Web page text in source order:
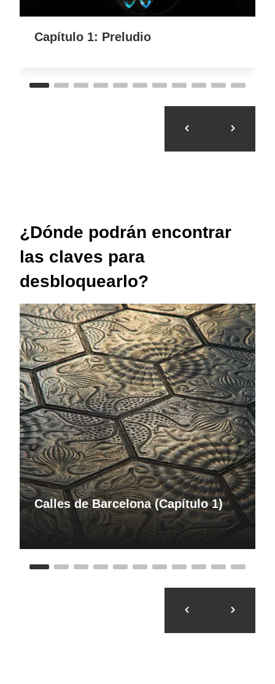
Capítulo 1: Preludio
¿Dónde podrán encontrar
las claves para
desbloquearlo?
Calles de Barcelona (Capítulo 1)